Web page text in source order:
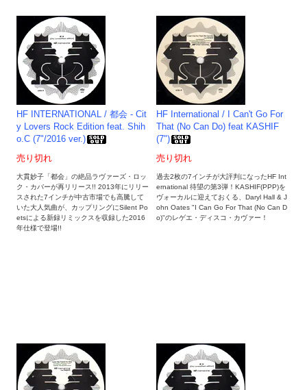
HF INTERNATIONAL / 都会 - Cit
y Lovers Rock Edition feat. Shih
o.C (7"/2016 ver.)
売り切れ
大貫妙子「都会」の絶品ラヴァーズ・ロッ
ク・カバーが再リリース!! 2013年にリリー
スされた7インチが中古市場でも高騰して
いた大人気曲が、カップリングにSilent Po
etsによる新録リミックスを収録した2016
年仕様で登場!!
HF International / I Can't Go For
That (No Can Do) feat KASHIF
(7")
売り切れ
過去2枚の7インチが大評判になったHF Int
ernational 待望の第3弾！KASHIF(PPP)を
ヴォーカルに迎えておくる、Daryl Hall & J
ohn Oates "I Can Go For That (No Can D
o)"のレゲエ・ディスコ・カヴァー！